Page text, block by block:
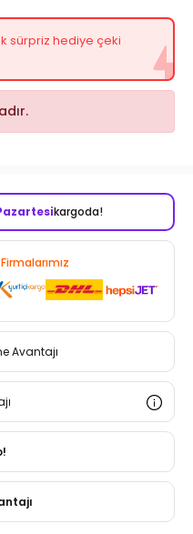
sürpriz hediye çeki
kargoda!
Avantajı